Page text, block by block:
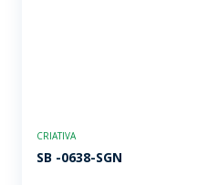
CRIATIVA
SB -0638-SGN